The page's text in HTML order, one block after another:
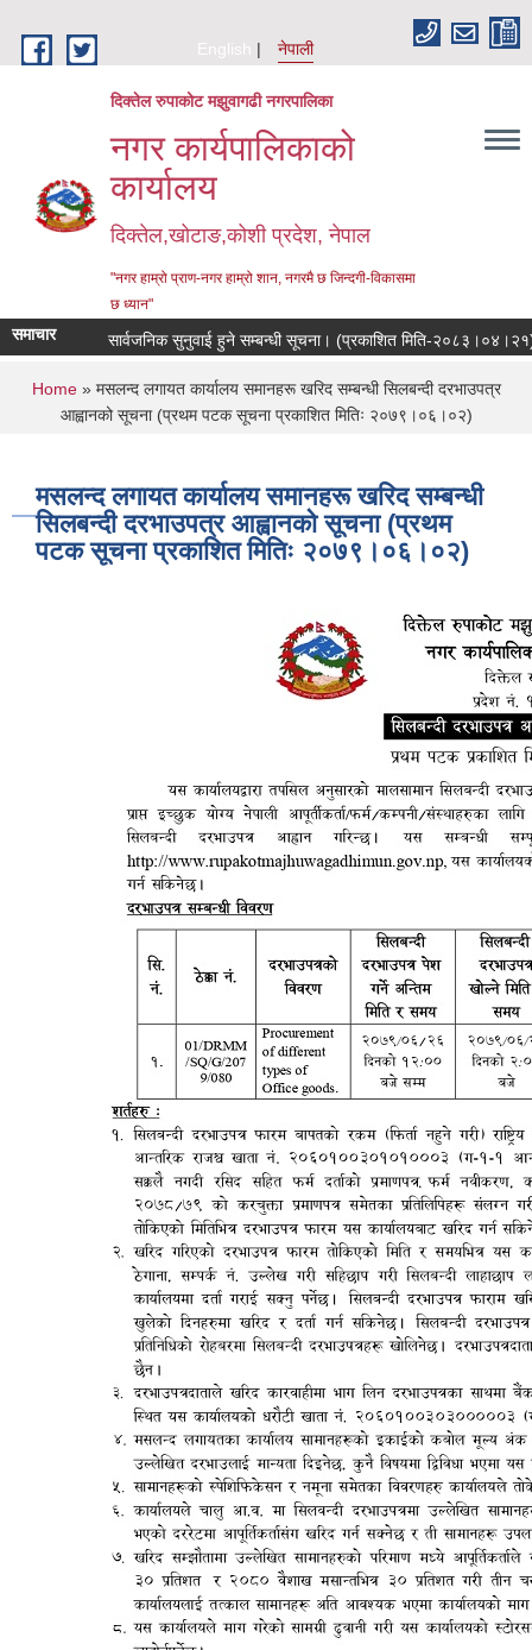
English
नेपाली
दिक्तेल रुपाकोट मझुवागढी नगरपालिका
नगर कार्यपालिकाको
कार्यालय
दिक्तेल,खोटाङ,कोशी प्रदेश, नेपाल
"नगर हाम्रो प्राण-नगर हाम्रो शान, नगरमै छ जिन्दगी-विकासमा
छ ध्यान"
समाचार सार्वजनिक सुनुवाई हुने सम्बन्धी सूचना। (प्रकाशित मिति-२०८३।०४।२१)
You are here
Home» मसलन्द लगायत कार्यालय समानहरू खरिद सम्बन्धी सिलबन्दी दरभाउपत्र
आह्वानको सूचना (प्रथम पटक सूचना प्रकाशित मितिः २०७९।०६।०२)
मसलन्द लगायत कार्यालय समानहरू खरिद सम्बन्धी
सिलबन्दी दरभाउपत्र आह्वानको सूचना (प्रथम
पटक सूचना प्रकाशित मितिः २०७९।०६।०२)